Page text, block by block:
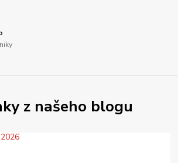
z našeho blogu